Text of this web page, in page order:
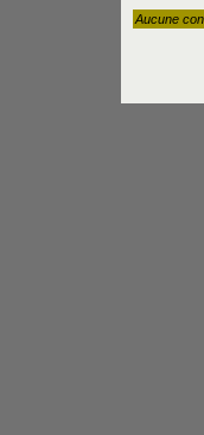
Aucune